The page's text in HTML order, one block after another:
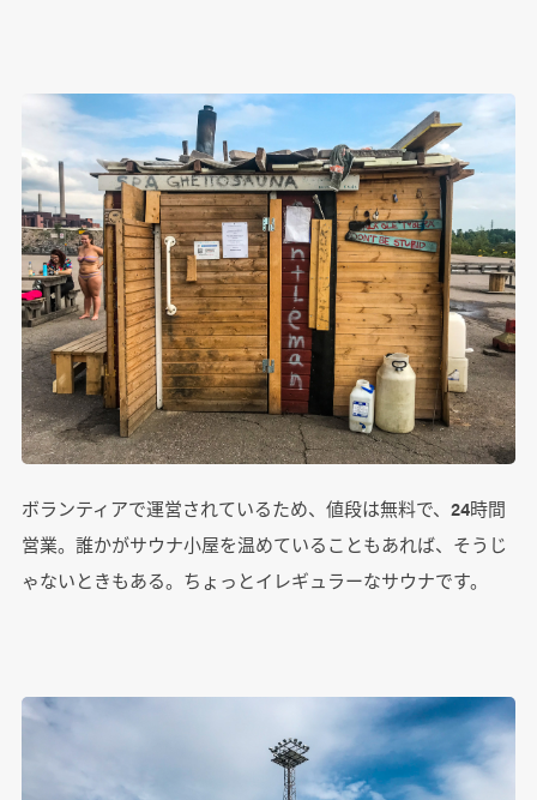
ボランティアで運営されているため、値段は無料で、24時間
営業。誰かがサウナ小屋を温めていることもあれば、そうじ
ゃないときもある。ちょっとイレギュラーなサウナです。